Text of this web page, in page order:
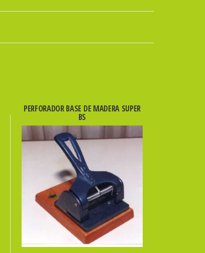
PERFORADOR BASE DE MADERA SUPER
BS